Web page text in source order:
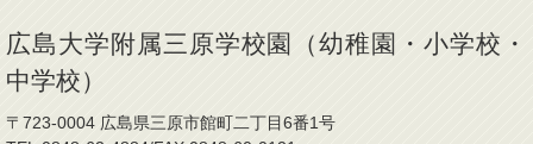
広島大学附属三原学校園（幼稚園・小学校・
中学校）
〒723-0004 広島県三原市館町二丁目6番1号